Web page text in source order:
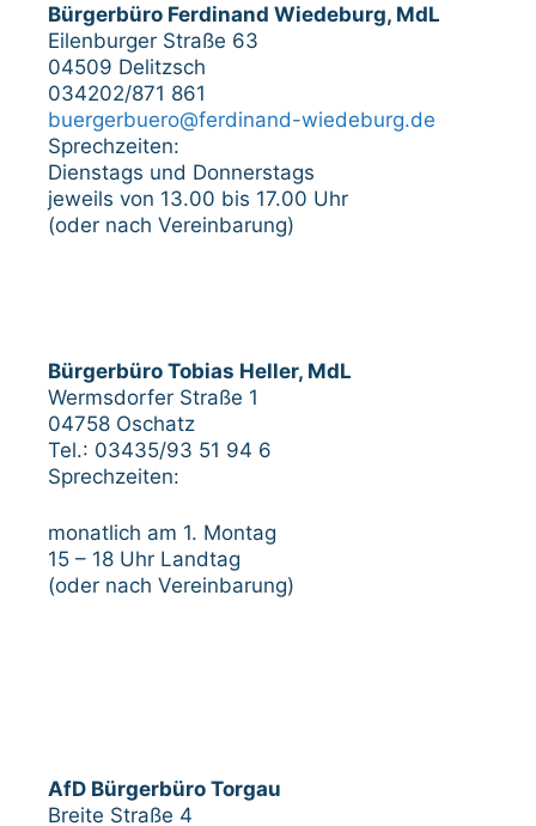
Bürgerbüro Ferdinand Wiedeburg, MdL
Eilenburger Straße 63
04509 Delitzsch
034202/871 861
buergerbuero@ferdinand-wiedeburg.de
Sprechzeiten:
Dienstags und Donnerstags
jeweils von 13.00 bis 17.00 Uhr
(oder nach Vereinbarung)
Bürgerbüro Tobias Heller, MdL
Wermsdorfer Straße 1
04758 Oschatz
Tel.: 03435/93 51 94 6
Sprechzeiten:
monatlich am 1. Montag
15 – 18 Uhr Landtag
(oder nach Vereinbarung)
AfD Bürgerbüro Torgau
Breite Straße 4